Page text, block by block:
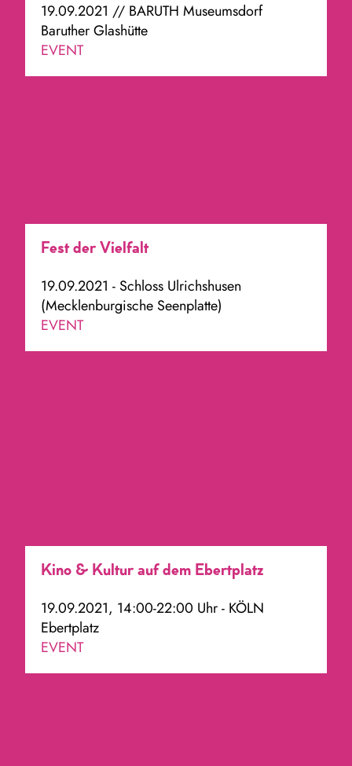
19.09.2021 // BARUTH Museumsdorf
Baruther Glashütte
EVENT
Fest der Vielfalt
19.09.2021 - Schloss Ulrichshusen
(Mecklenburgische Seenplatte)
EVENT
Kino & Kultur auf dem Ebertplatz
19.09.2021, 14:00-22:00 Uhr - KÖLN
Ebertplatz
EVENT